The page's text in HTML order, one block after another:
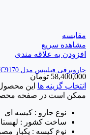
مقایسه
مشاهده سریع
افزودن به علاقه مندی
جاروبرقی فیلیپس مدل FC9170
58,400,000 تومان
انتخاب گزینه ها این
ممکن است در صفحه
نوع جارو : کیسه ای
ساخت کشور :
نوع کیسه : یکبار